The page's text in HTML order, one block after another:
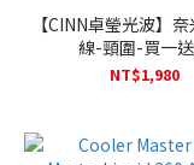
【CINN卓瑩光波】
線-頸圍-買一
NT$1,980